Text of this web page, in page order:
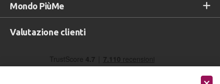
Mondo PiùMe
Valutazione clienti